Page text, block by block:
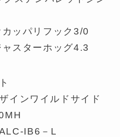
ッパリフック3/0
スターホッグ4.3
インワイルドサイド
IB6－L